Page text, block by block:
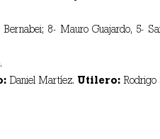
8- Mauro Guajardo, 5-
Daniel Martíez. Utilero: Rodrigo